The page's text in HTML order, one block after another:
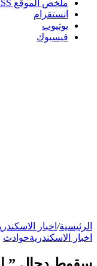
ملخص الموقع RSS
انستقرام
يوتيوب
فيسبوك
الرئيسية/ اخبار
اخبار الاسكندريةحوادث